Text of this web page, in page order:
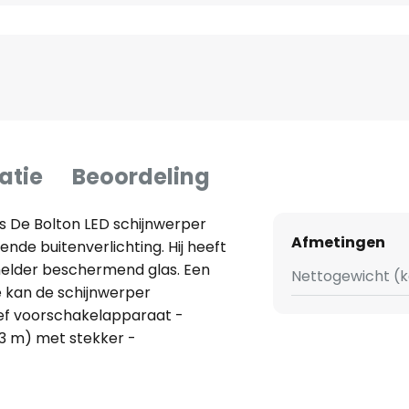
Beoordeling
De Bolton LED schijnwerper
buitenverlichting. Hij heeft
beschermend glas. Een
kan de schijnwerper
voorschakelapparaat -
m) met stekker -
Afmetingen
Nettogewicht